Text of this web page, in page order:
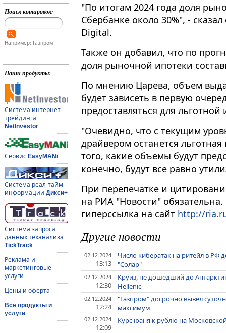
Поиск котировок:
Например: Газпром
Наши продукты:
Система интернет-
трейдинга
NetInvestor
Сервис EasyMANi
Система реал-тайм
информации Дикси+
Система запроса
данных теханализа
TickTrack
Реклама и
маркетинговые
услуги
Цены и оферта
Все продукты и
услуги
"По итогам 2024 года доля
Сбербанке около 30%", -
Digital​​​.
Также он добавил, что по
доля рыночной ипотеки
По мнению Царева, объем
будет зависеть в первую
предоставляться для льготной
"Очевидно, что с текущим
драйвером останется
того, какие объемы будут
конечно, будут все равно
При перепечатке и
на РИА "Новости"
гиперссылка на сайт http://
Другие новости
02.12.2024
13:13
Число кибератак на ритейл в РФ
"Солар"
02.12.2024
12:30
Круиз, не дошедший до
Hellenic
02.12.2024
12:24
"Газпром" досрочно вывел
максимум
02.12.2024
12:09
Курс юаня к рублю на